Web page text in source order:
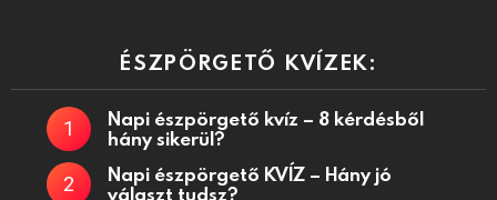
ÉSZPÖRGETŐ KVÍZEK:
Napi észpörgető kvíz – 8 kérdésből
hány sikerül?
Napi észpörgető KVÍZ – Hány jó
választ tudsz?